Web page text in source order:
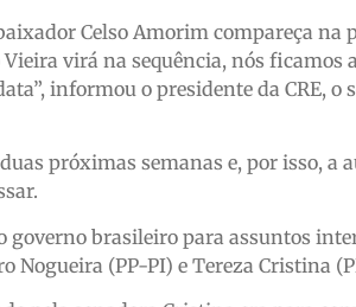
Celso Amorim compareça na
virá na sequência, nós ficamos
informou o presidente da CRE, o
próximas semanas e, por isso, a
governo brasileiro para assuntos
Nogueira (PP-PI) e Tereza Cristina